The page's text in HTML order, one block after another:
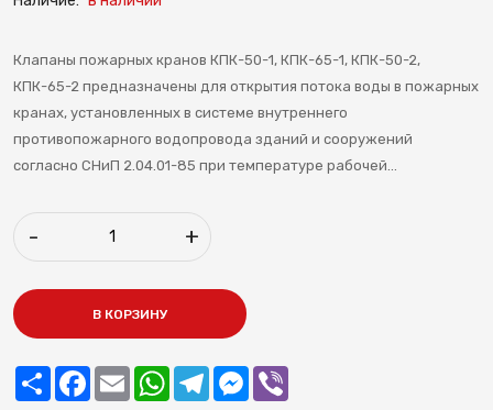
Клапаны пожарных кранов КПК-50-1, КПК-65-1, КПК-50-2,
КПК-65-2 предназначены для открытия потока воды в пожарных
кранах, установленных в системе внутреннего
противопожарного водопровода зданий и сооружений
согласно СНиП 2.04.01-85 при температуре рабочей...
- +
В КОРЗИНУ
Share Facebook
Email WhatsAppTelegramMessenger